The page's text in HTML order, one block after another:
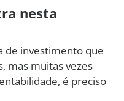
nesta
de investimento que
mas muitas vezes
é preciso